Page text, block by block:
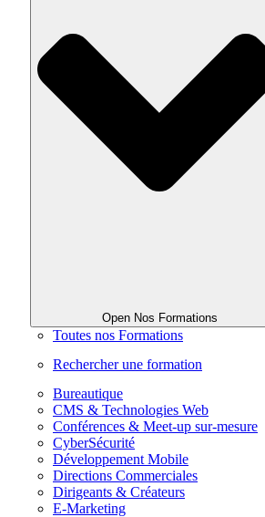
Open Nos Formations
Toutes nos Formations
Rechercher une formation
Bureautique
CMS & Technologies Web
Conférences & Meet-up sur-mesure
CyberSécurité
Développement Mobile
Directions Commerciales
Dirigeants & Créateurs
E-Marketing